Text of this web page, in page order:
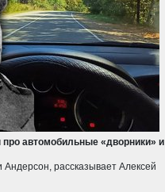
автомобильные «дворники» и
рассказывает Алексей